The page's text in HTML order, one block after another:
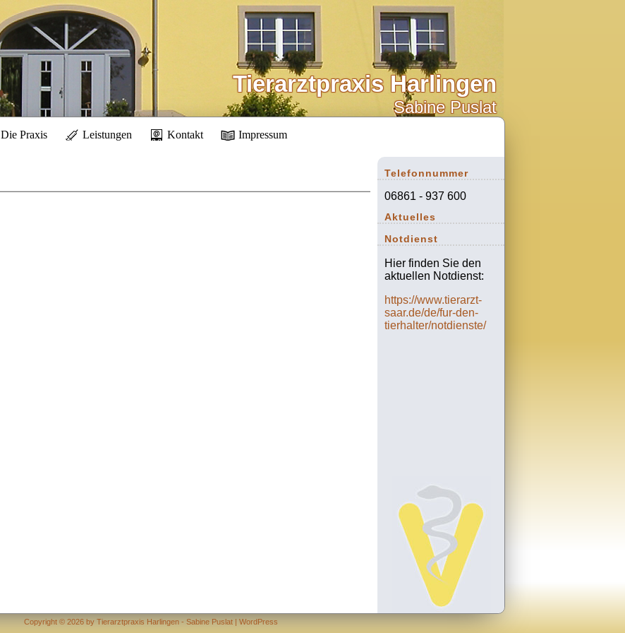
Tierarztpraxis Harlingen
Sabine Puslat
Die Praxis Leistungen Kontakt Impressum
Telefonnummer
06861 - 937 600
Aktuelles
Notdienst
Hier finden Sie den
aktuellen Notdienst:
https://www.tierarzt-
saar.de/de/fur-den-
tierhalter/notdienste/
Copyright © 2026 by Tierarztpraxis Harlingen - Sabine Puslat | WordPress